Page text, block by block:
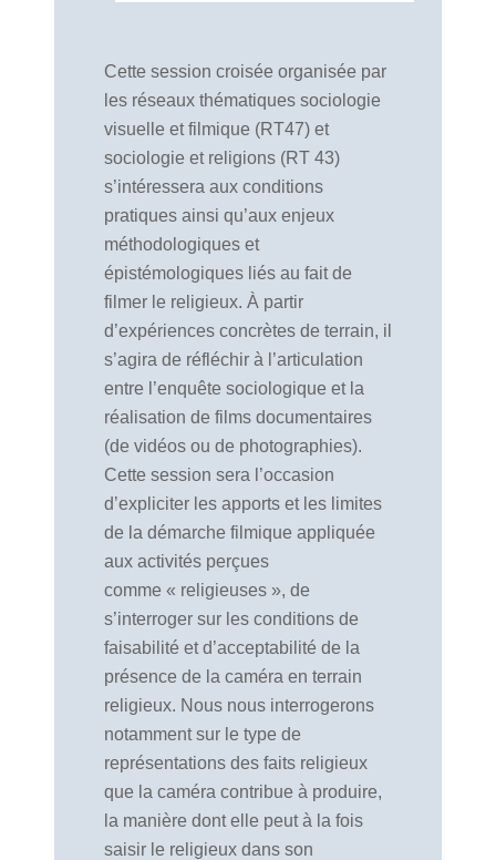
Cette session croisée organisée par
les réseaux thématiques sociologie
visuelle et filmique (RT47) et
sociologie et religions (RT 43)
s’intéressera aux conditions
pratiques ainsi qu’aux enjeux
méthodologiques et
épistémologiques liés au fait de
filmer le religieux. À partir
d’expériences concrètes de terrain, il
s’agira de réfléchir à l’articulation
entre l’enquête sociologique et la
réalisation de films documentaires
(de vidéos ou de photographies).
Cette session sera l’occasion
d’expliciter les apports et les limites
de la démarche filmique appliquée
aux activités perçues
comme « religieuses », de
s’interroger sur les conditions de
faisabilité et d’acceptabilité de la
présence de la caméra en terrain
religieux. Nous nous interrogerons
notamment sur le type de
représentations des faits religieux
que la caméra contribue à produire,
la manière dont elle peut à la fois
saisir le religieux dans son